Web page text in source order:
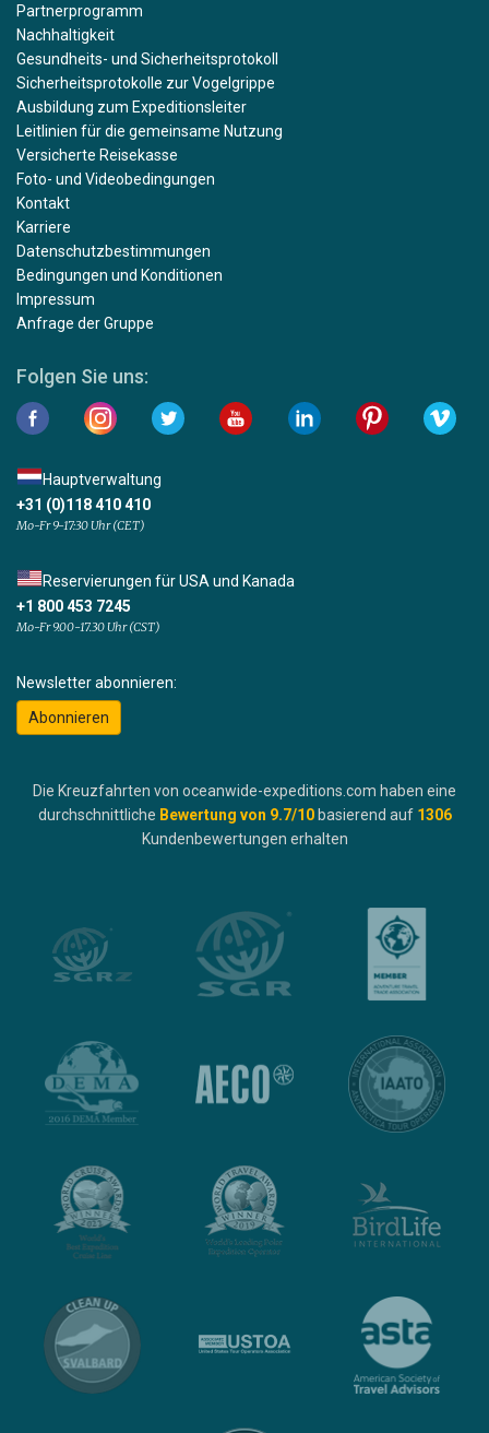
Partnerprogramm
Nachhaltigkeit
Gesundheits- und Sicherheitsprotokoll
Sicherheitsprotokolle zur Vogelgrippe
Ausbildung zum Expeditionsleiter
Leitlinien für die gemeinsame Nutzung
Versicherte Reisekasse
Foto- und Videobedingungen
Kontakt
Karriere
Datenschutzbestimmungen
Bedingungen und Konditionen
Impressum
Anfrage der Gruppe
Folgen Sie uns:
Hauptverwaltung
+31 (0)118 410 410
Mo-Fr 9-17:30 Uhr (CET)
Reservierungen für USA und Kanada
+1 800 453 7245
Mo-Fr 9.00-17.30 Uhr (CST)
Newsletter abonnieren:
Abonnieren
Die Kreuzfahrten von oceanwide-expeditions.com haben eine
durchschnittliche Bewertung von 9.7/10 basierend auf 1306
Kundenbewertungen erhalten